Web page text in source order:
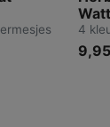
4
9,95